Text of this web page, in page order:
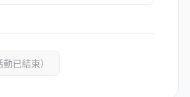
已結束）